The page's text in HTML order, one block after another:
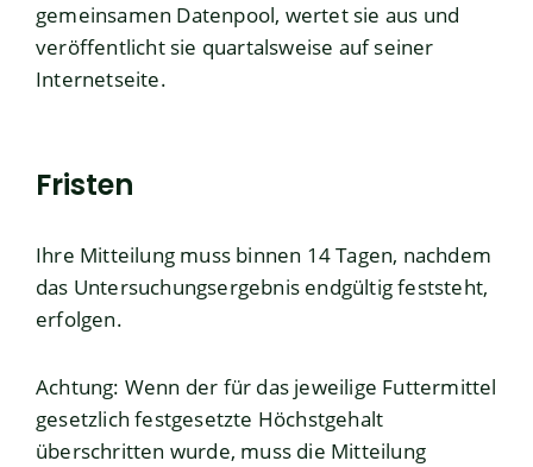
gemeinsamen Datenpool, wertet sie aus und
veröffentlicht sie quartalsweise auf seiner
Internetseite.
Fristen
Ihre Mitteilung muss binnen 14 Tagen, nachdem
das Untersuchungsergebnis endgültig feststeht,
erfolgen.
Achtung: Wenn der für das jeweilige Futtermittel
gesetzlich festgesetzte Höchstgehalt
überschritten wurde, muss die Mitteilung